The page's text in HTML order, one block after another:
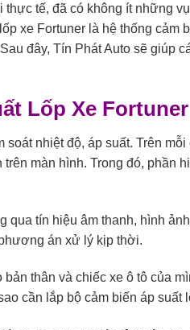
tế, đã có không ít những
xe Fortuner là hệ thống cảm
đây, Tín Phát Auto sẽ giúp
Lốp Xe
nhiệt độ, áp suất. Trên
màn hình. Trong đó, phần
qua tín hiệu âm thanh, hình
án xử lý kịp thời.
thân và chiếc xe ô tô của
cần lắp bộ cảm biến áp suất